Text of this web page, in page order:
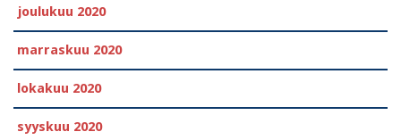
joulukuu 2020
marraskuu 2020
lokakuu 2020
syyskuu 2020